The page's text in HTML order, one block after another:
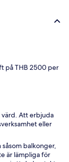
på THB 2500 per
värd. Att erbjuda
eller
balkonger,
är lämpliga för